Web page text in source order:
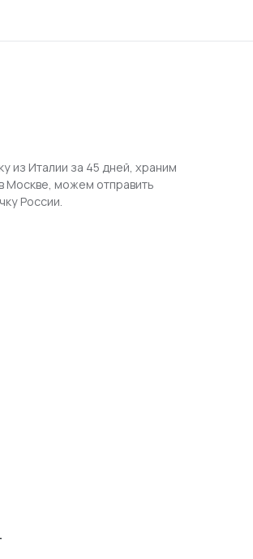
из Италии за 45 дней, храним
Москве, можем отправить
России.